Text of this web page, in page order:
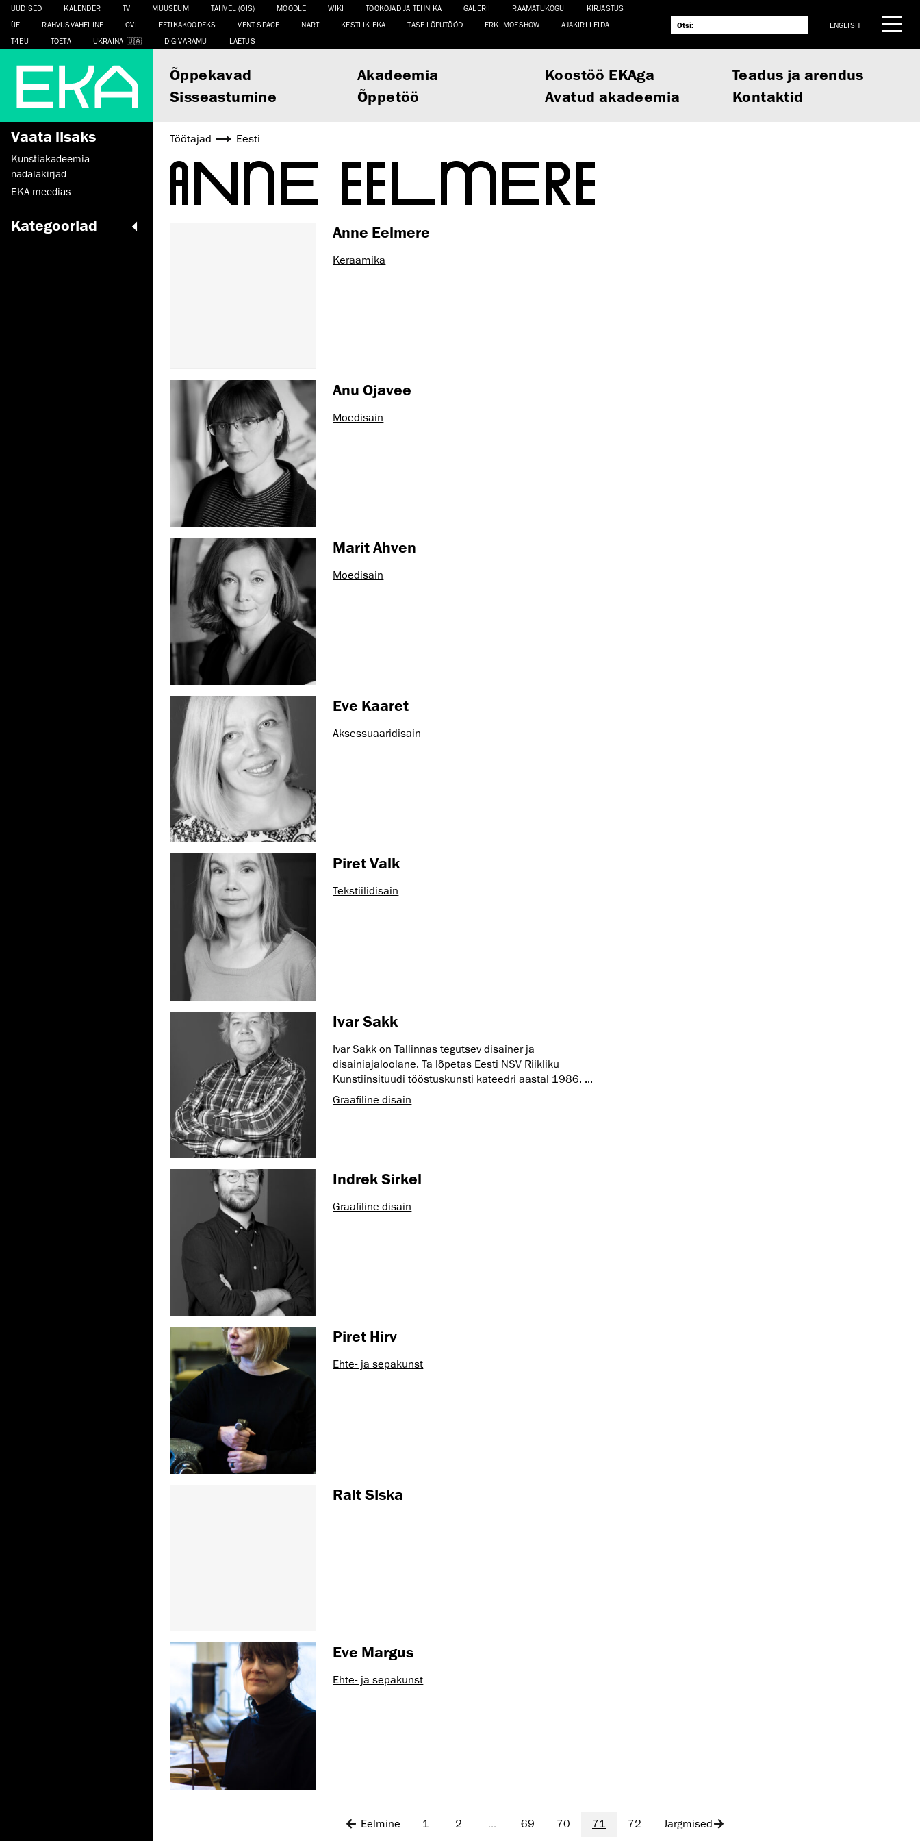
UUDISED KALENDER TV MUUSEUM TAHVEL (ÕIS) MOODLE WIKI TÖÖKOJAD JA TEHNIKA GALERII RAAMATUKOGU
KIRJASTUS
ÜE
RAHVUSVAHELINE CVI EETIKAKOODEKS VENT SPACE NART KESTLIK EKA TASE LÕPUTÖÖD ERKI MOESHOW
AJAKIRI LEIDA
T4EU
TOETA UKRAINA DIGIVARAMU LAETUS
ENGLISH
Õppekavad Akadeemia Koostöö EKAga
Teadus ja arendus
Sisseastumine
Õppetöö Avatud akadeemia Kontaktid
Vaata lisaks
Kunstiakadeemia
nädalakirjad
EKA meedias
Kategooriad
Töötajad Eesti
ANNE EELMERE
Anne Eelmere
Keraamika
Anu Ojavee
Moedisain
Marit Ahven
Moedisain
Eve Kaaret
Aksessuaaridisain
Piret Valk
Tekstiilidisain
Ivar Sakk
Ivar Sakk on Tallinnas tegutsev disainer ja
disainiajaloolane. Ta lõpetas Eesti NSV Riikliku
Kunstiinsituudi tööstuskunsti kateedri aastal 1986. ...
Graafiline disain
Indrek Sirkel
Graafiline disain
Piret Hirv
Ehte- ja sepakunst
Rait Siska
Eve Margus
Ehte- ja sepakunst
Eelmine 1 2 ... 69 70 71 72 Järgmised